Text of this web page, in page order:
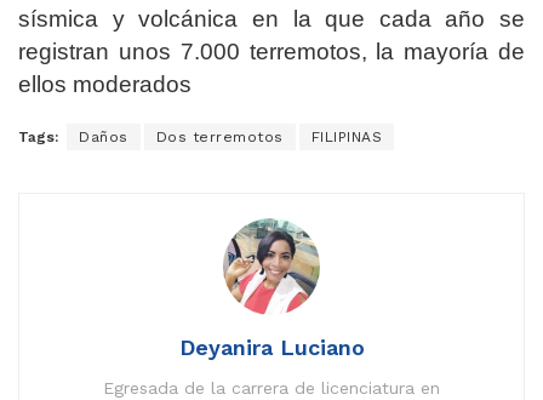
sísmica y volcánica en la que cada año se
registran unos 7.000 terremotos, la mayoría de
ellos moderados
Tags: Daños Dos terremotos FILIPINAS
Deyanira Luciano
Egresada de la carrera de licenciatura en